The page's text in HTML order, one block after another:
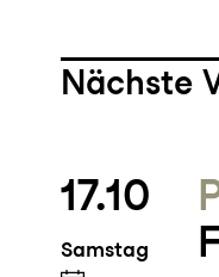
Nächste
17.10
Samstag